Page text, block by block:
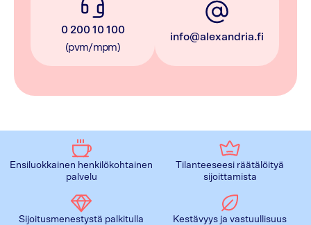
0 200 10 100
(pvm/mpm)
info@alexandria.fi
Ensiluokkainen henkilökohtainen
palvelu
Tilanteeseesi räätälöityä
sijoittamista
Sijoitusmenestystä palkitulla
Kestävyys ja vastuullisuus